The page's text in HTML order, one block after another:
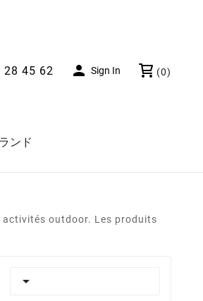
28 45 62  Sign In (0)
ンド
activités outdoor. Les produits
